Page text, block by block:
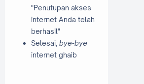
"Penutupan akses
internet Anda telah
berhasil"
Selesai, bye-bye
internet ghaib